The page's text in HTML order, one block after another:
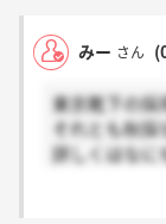
みー さん
東京靴下の採
それとも秋
詳しくはなに